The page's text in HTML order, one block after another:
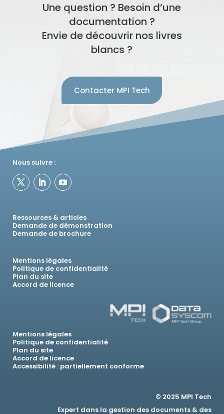
Une question ? Besoin d’une
documentation ?
Envie de découvrir nos livres
blancs ?
Contacter MPI Tech
Nous suivre :
Ressources & articles
Demande de démonstration
Demande de brochure
Mentions légales
Politique de confidentialité
Plan du site
Accord de licence
Mentions légales
Politique de confidentialité
Plan du site
Accord de licence
Accessibilité : partiellement conforme
© 2025 MPI Tech
Expert dans la gestion des documents & des